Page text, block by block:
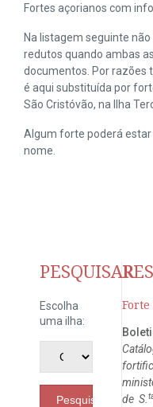
Fortes açorianos com
Na listagem seguinte
redutos quando ambas
documentos. Por razões
é aqui substituída por
São Cristóvão, na Ilha
Algum forte poderá
nome.
PESQUISAR
Escolha
uma ilha:
Pesquisar
Forte
de S.